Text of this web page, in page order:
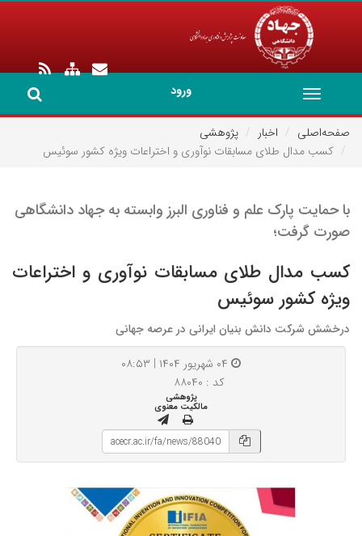
ورود
Toggle
navigation
صفحه‌اصلی
اخبار
پژوهشی
کسب مدال طلای مسابقات نوآوری و اختراعات ویژه کشور سوئیس
با حمایت پارک علم و فناوری البرز وابسته به جهاد دانشگاهی
صورت گرفت؛
کسب مدال طلای مسابقات نوآوری و اختراعات
ویژه کشور سوئیس
درخشش شرکت دانش بنیان ایرانی در عرصه جهانی
کد : ۸۸۰۴۰
پژوهشی
مالکیت معنوی